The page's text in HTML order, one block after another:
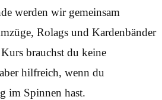
werden wir gemeinsam
Rolags und Kardenbänder
brauchst du keine
hilfreich, wenn du
im Spinnen hast.